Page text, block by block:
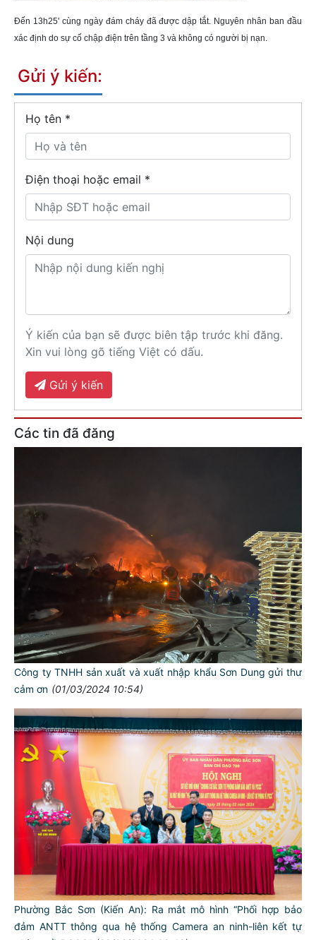
Đến 13h25' cùng ngày đám cháy đã được dập tắt. Nguyên nhân ban đầu
xác định do sự cố chập điện trên tầng 3 và không có người bị nạn.
Gửi ý kiến:
Họ tên *
Điện thoại hoặc email *
Nội dung
Ý kiến của bạn sẽ được biên tập trước khi đăng.
Xin vui lòng gõ tiếng Việt có dấu.
Gửi ý kiến
Các tin đã đăng
Công ty TNHH sản xuất và xuất nhập khẩu Sơn Dung gửi thư
cảm ơn (01/03/2024 10:54)
Phường Bắc Sơn (Kiến An): Ra mắt mô hình “Phối hợp bảo
đảm ANTT thông qua hệ thống Camera an ninh-liên kết tự